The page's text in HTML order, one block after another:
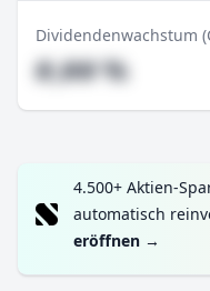
Dividendenwachstum
#,## %
4.500+ Aktien-
automatisch
eröffnen →